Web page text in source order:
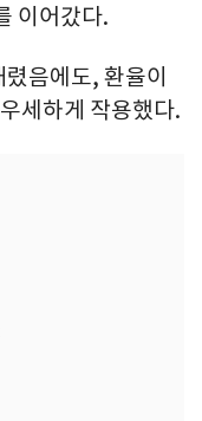
이어갔다.
음에도, 환율이
세하게 작용했다.